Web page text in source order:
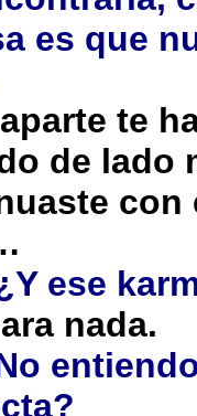
es que
te
de lado
con
ese
nada.